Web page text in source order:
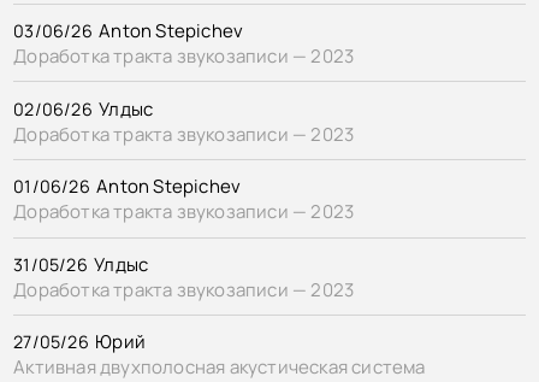
03/06/26 Anton Stepichev
Доработка тракта звукозаписи — 2023
02/06/26 Улдыс
Доработка тракта звукозаписи — 2023
01/06/26 Anton Stepichev
Доработка тракта звукозаписи — 2023
31/05/26 Улдыс
Доработка тракта звукозаписи — 2023
27/05/26 Юрий
Активная двухполосная акустическая система